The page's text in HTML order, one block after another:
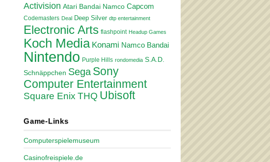
Activision Atari Bandai Namco Capcom
Codemasters Deal Deep Silver dtp entertainment
Electronic Arts flashpoint Headup Games
Koch Media Konami Namco Bandai
Nintendo Purple Hills rondomedia S.A.D.
Schnäppchen Sega Sony
Computer Entertainment
Square Enix THQ Ubisoft
Game-Links
Computerspielemuseum
Casinofreispiele.de